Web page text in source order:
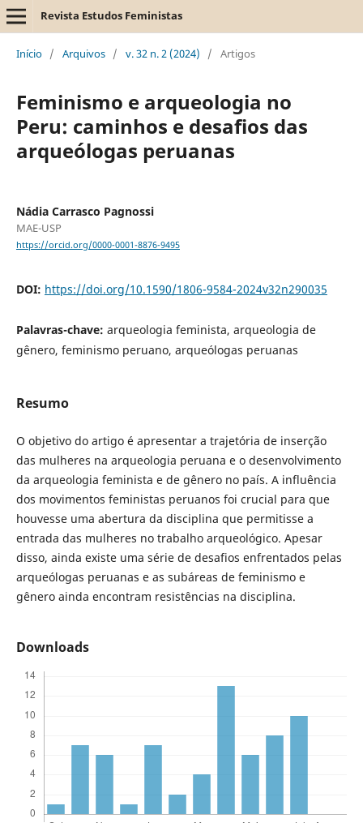
Revista Estudos Feministas
Início / Arquivos / v. 32 n. 2 (2024) / Artigos
Feminismo e arqueologia no
Peru: caminhos e desafios das
arqueólogas peruanas
Nádia Carrasco Pagnossi
MAE-USP
https://orcid.org/0000-0001-8876-9495
DOI: https://doi.org/10.1590/1806-9584-2024v32n290035
Palavras-chave: arqueologia feminista, arqueologia de
gênero, feminismo peruano, arqueólogas peruanas
Resumo
O objetivo do artigo é apresentar a trajetória de inserção
das mulheres na arqueologia peruana e o desenvolvimento
da arqueologia feminista e de gênero no país. A influência
dos movimentos feministas peruanos foi crucial para que
houvesse uma abertura da disciplina que permitisse a
entrada das mulheres no trabalho arqueológico. Apesar
disso, ainda existe uma série de desafios enfrentados pelas
arqueólogas peruanas e as subáreas de feminismo e
gênero ainda encontram resistências na disciplina.
Downloads